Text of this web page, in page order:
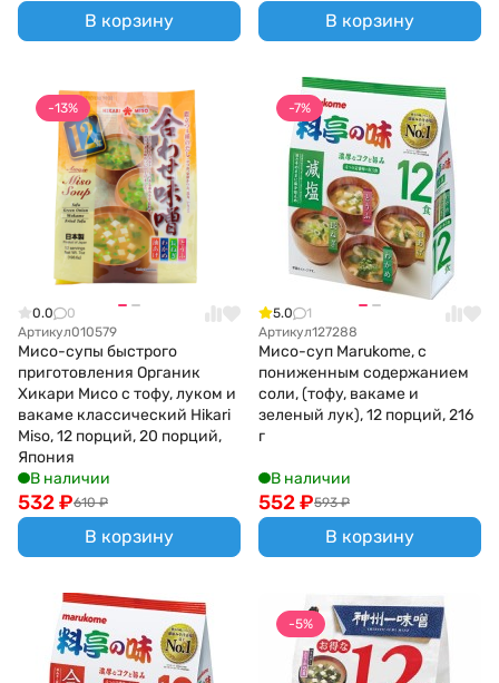
В корзину В корзину
-13%
0.0
0
Артикул010579
Мисо-супы быстрого
приготовления Органик
Хикари Мисо с тофу, луком и
вакаме классический Hikari
Miso, 12 порций, 20 порций,
Япония
В наличии
610 ₽
532₽
В корзину
-7%
5.0
1
Артикул127288
Мисо-суп Marukome, с
пониженным содержанием
соли, (тофу, вакаме и
зеленый лук), 12 порций, 216
г
В наличии
593 ₽
552₽
В корзину
-5%